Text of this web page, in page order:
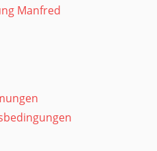
Manfred